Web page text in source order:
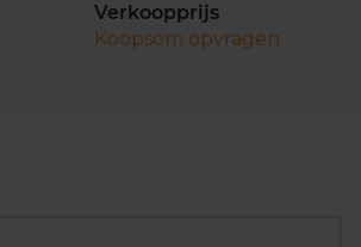
Verkoopprijs
Koopsom opvragen